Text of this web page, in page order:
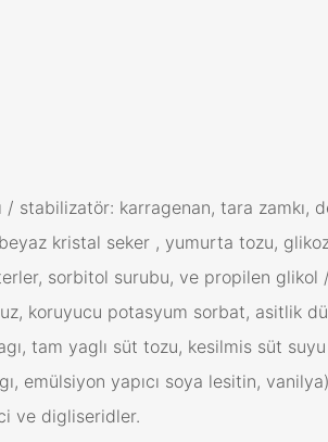
stabilizatör: karragenan, tara
kristal seker , yumurta tozu,
sorbitol surubu, ve propilen
koruyucu potasyum sorbat, asitlik
tam yaglı süt tozu, kesilmis süt
emülsiyon yapıcı soya lesitin,
ve digliseridler.